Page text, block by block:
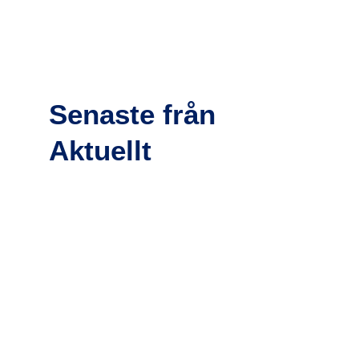
Senaste från
Aktuellt